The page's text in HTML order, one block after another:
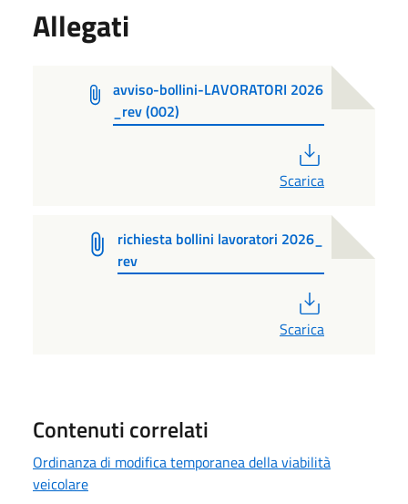
Allegati
avviso-bollini-LAVORATORI 2026
_rev (002)
Scarica
richiesta bollini lavoratori 2026_
rev
Scarica
Contenuti correlati
Ordinanza di modifica temporanea della viabilità
veicolare